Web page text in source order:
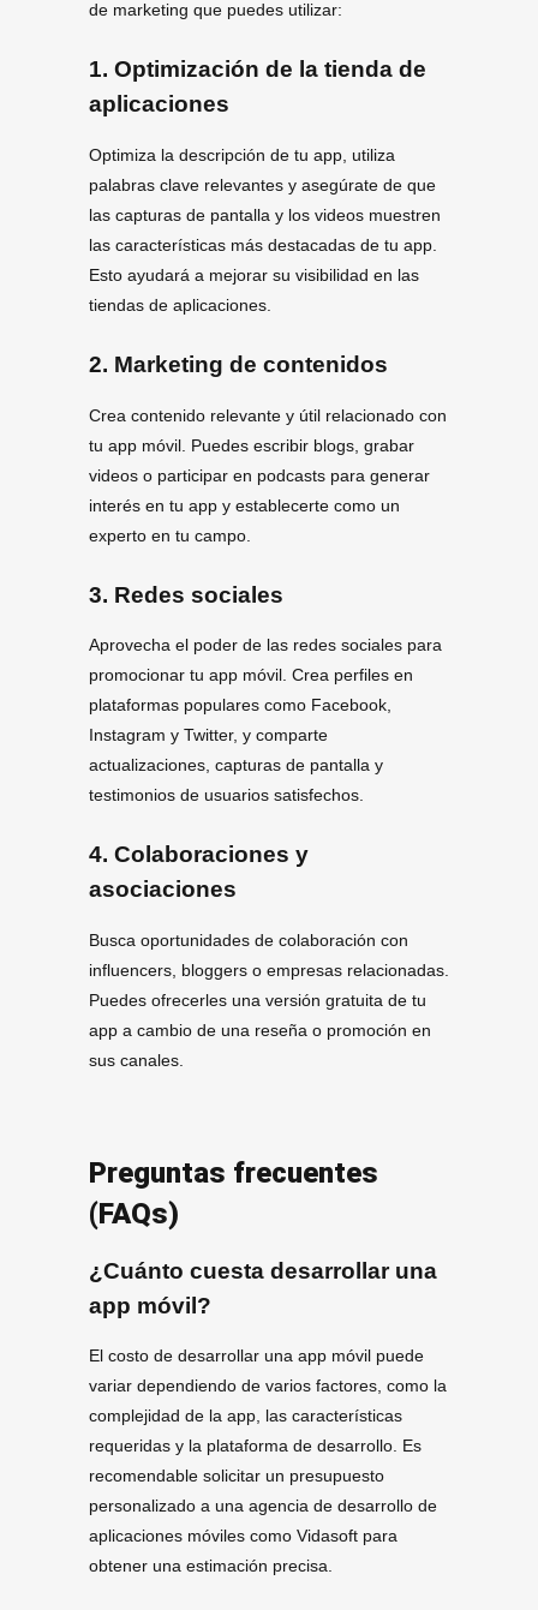
de marketing que puedes utilizar:
1. Optimización de la tienda de
aplicaciones
Optimiza la descripción de tu app, utiliza
palabras clave relevantes y asegúrate de que
las capturas de pantalla y los videos muestren
las características más destacadas de tu app.
Esto ayudará a mejorar su visibilidad en las
tiendas de aplicaciones.
2. Marketing de contenidos
Crea contenido relevante y útil relacionado con
tu app móvil. Puedes escribir blogs, grabar
videos o participar en podcasts para generar
interés en tu app y establecerte como un
experto en tu campo.
3. Redes sociales
Aprovecha el poder de las redes sociales para
promocionar tu app móvil. Crea perfiles en
plataformas populares como Facebook,
Instagram y Twitter, y comparte
actualizaciones, capturas de pantalla y
testimonios de usuarios satisfechos.
4. Colaboraciones y
asociaciones
Busca oportunidades de colaboración con
influencers, bloggers o empresas relacionadas.
Puedes ofrecerles una versión gratuita de tu
app a cambio de una reseña o promoción en
sus canales.
Preguntas frecuentes
(FAQs)
¿Cuánto cuesta desarrollar una
app móvil?
El costo de desarrollar una app móvil puede
variar dependiendo de varios factores, como la
complejidad de la app, las características
requeridas y la plataforma de desarrollo. Es
recomendable solicitar un presupuesto
personalizado a una agencia de desarrollo de
aplicaciones móviles como Vidasoft para
obtener una estimación precisa.